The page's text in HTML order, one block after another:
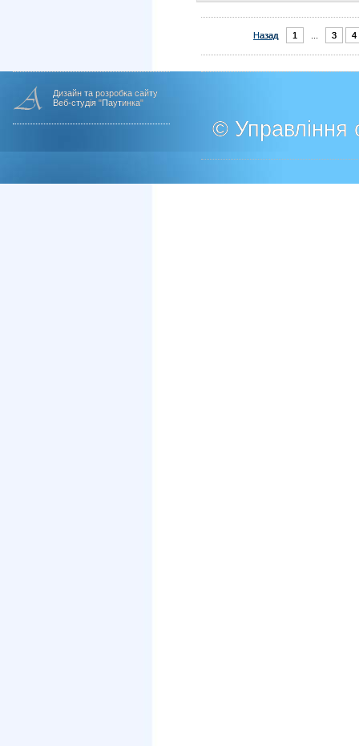
Назад 1 3 4
Дизайн та розробка сайту
Веб-студія "Паутинка"
© Управління